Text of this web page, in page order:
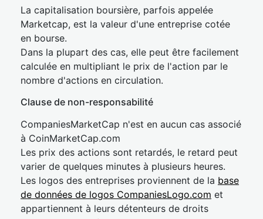
La capitalisation boursière, parfois appelée
Marketcap, est la valeur d'une entreprise cotée
en bourse.
Dans la plupart des cas, elle peut être facilement
calculée en multipliant le prix de l'action par le
nombre d'actions en circulation.
Clause de non-responsabilité
CompaniesMarketCap n'est en aucun cas associé
à CoinMarketCap.com
Les prix des actions sont retardés, le retard peut
varier de quelques minutes à plusieurs heures.
Les logos des entreprises proviennent de la base
de données de logos CompaniesLogo.com et
appartiennent à leurs détenteurs de droits